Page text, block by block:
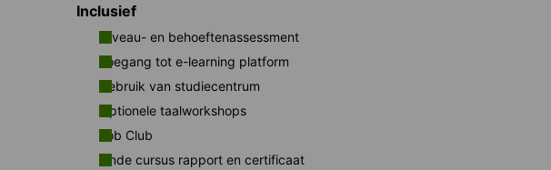
Inclusief
Niveau- en behoeftenassessment
Toegang tot e-learning platform
Gebruik van studiecentrum
Optionele taalworkshops
Job Club
Einde cursus rapport en certificaat